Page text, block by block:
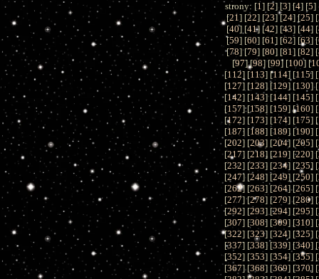
strony: [1] [2] [3] [4] [5]
[21] [22] [23] [24] [25] [
[40] [41] [42] [43] [44] [
[59] [60] [61] [62] [63] [
[78] [79] [80] [81] [82] [
[97] [98] [99] [100] [
[112] [113] [114] [115] [
[127] [128] [129] [130] [
[142] [143] [144] [145] [
[157] [158] [159] [160] [
[172] [173] [174] [175] [
[187] [188] [189] [190] [
[202] [203] [204] [205] [
[217] [218] [219] [220] [
[232] [233] [234] [235] [
[247] [248] [249] [250] [
[262] [263] [264] [265] [
[277] [278] [279] [280] [
[292] [293] [294] [295] [
[307] [308] [309] [310] [
[322] [323] [324] [325] [
[337] [338] [339] [340] [
[352] [353] [354] [355] [
[367] [368] [369] [370] [